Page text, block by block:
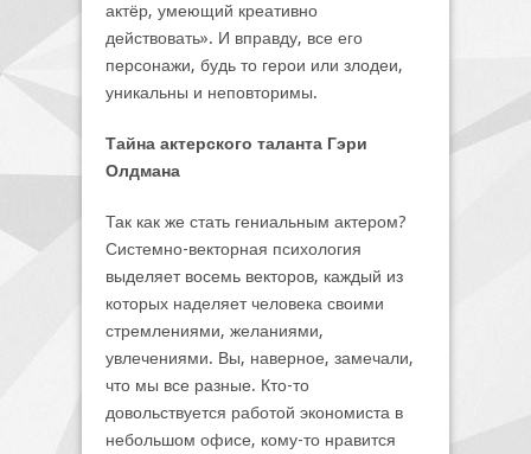
актёр, умеющий креативно
действовать». И вправду, все его
персонажи, будь то герои или злодеи,
уникальны и неповторимы.
Тайна актерского таланта Гэри
Олдмана
Так как же стать гениальным актером?
Системно-векторная психология
выделяет восемь векторов, каждый из
которых наделяет человека своими
стремлениями, желаниями,
увлечениями. Вы, наверное, замечали,
что мы все разные. Кто-то
довольствуется работой экономиста в
небольшом офисе, кому-то нравится